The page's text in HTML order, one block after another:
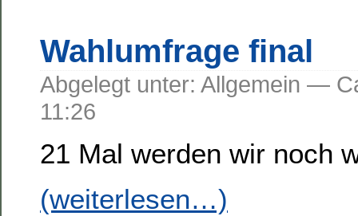
Wahlumfrage final
Abgelegt unter: Allgemein —
11:26
21 Mal werden wir noch
(weiterlesen…)